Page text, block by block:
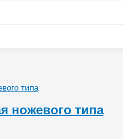
ножевого типа